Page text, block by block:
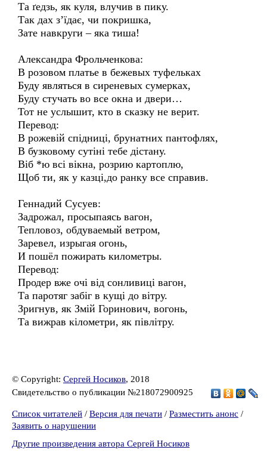
Та ґедзь, як куля, влучив в пику.
Так дах з’їдає, чи покришка,
Зате навкруги – яка тиша!
Александра Фрольченкова:
В розовом платье в бежевых туфельках
Буду являться в сиреневых сумерках,
Буду стучать во все окна и двери…
Тот не услышит, кто в сказку не верит.
Перевод:
В рожевій спідниці, брунатних пантофлях,
В бузковому сутіні тебе дістану.
Віб *ю всі вікна, розрию картоплю,
Щоб ти, як у казці,до ранку все справив.
Геннадий Сусуев:
Задрожал, просыпаясь вагон,
Тепловоз, обдуваемый ветром,
Заревел, изрыгая огонь,
И пошёл пожирать километры.
Перевод:
Продер вже очі від сонливиці вагон,
Та паротяг забіг в кущі до вітру.
Зригнув, як Змій Горинович, вогонь,
Та вижрав кілометри, як півлітру.
© Copyright: Сергей Носиков, 2018
Свидетельство о публикации №218072900925
Список читателей / Версия для печати / Разместить анонс /
Заявить о нарушении
Другие произведения автора Сергей Носиков